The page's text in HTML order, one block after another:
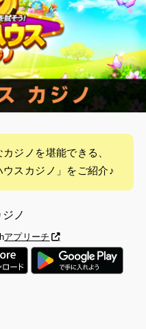
ジノを堪能できる、
ウスカジノ」をご紹介♪
ノ
アプリーチ